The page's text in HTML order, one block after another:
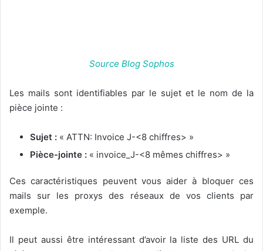
Source Blog Sophos
Les mails sont identifiables par le sujet et le nom de la
pièce jointe :
Sujet : « ATTN: Invoice J-<8 chiffres> »
Pièce-jointe : « invoice_J-<8 mêmes chiffres> »
Ces caractéristiques peuvent vous aider à bloquer ces
mails sur les proxys des réseaux de vos clients par
exemple.
Il peut aussi être intéressant d’avoir la liste des URL du